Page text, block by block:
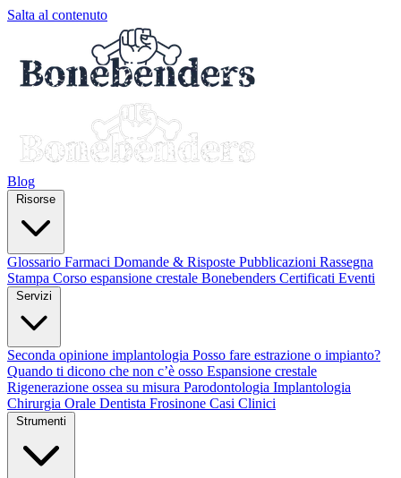
Salta al contenuto
Blog
Glossario Farmaci Domande & Risposte Pubblicazioni Rassegna
Stampa Corso espansione crestale Bonebenders Certificati Eventi
Seconda opinione implantologia Posso fare estrazione o impianto?
Quando ti dicono che non c’è osso Espansione crestale
Rigenerazione ossea su misura Parodontologia Implantologia
Chirurgia Orale Dentista Frosinone Casi Clinici